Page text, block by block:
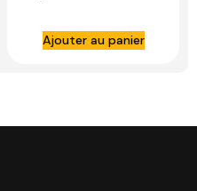
non encadrée –
SIDESHOW TOYS
Ajouter au panier